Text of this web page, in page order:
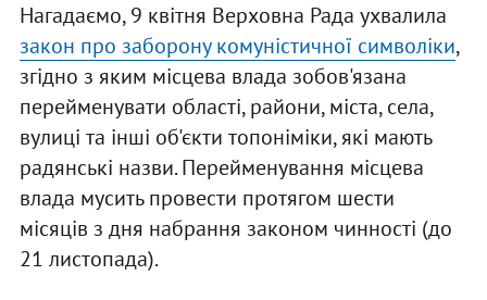
Нагадаємо, 9 квітня Верховна Рада ухвалила
закон про заборону комуністичної символіки,
згідно з яким місцева влада зобов'язана
перейменувати області, райони, міста, села,
вулиці та інші об'єкти топоніміки, які мають
радянські назви. Перейменування місцева
влада мусить провести протягом шести
місяців з дня набрання законом чинності (до
21 листопада).